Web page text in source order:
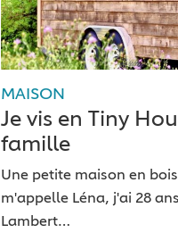
MAISON
Je vis en Tiny
famille
Une petite maison en
m'appelle Léna, j'ai 28
Lambert…